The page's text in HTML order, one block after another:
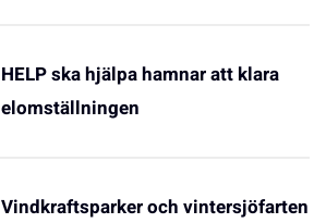
HELP ska hjälpa hamnar att klara
elomställningen
Vindkraftsparker och vintersjöfarten